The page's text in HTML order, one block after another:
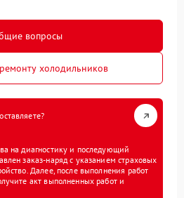
вопросы
холодильников
на диагностику и последующий
заказ-наряд с указанием страховых
Далее, после выполнения работ
акт выполненных работ и